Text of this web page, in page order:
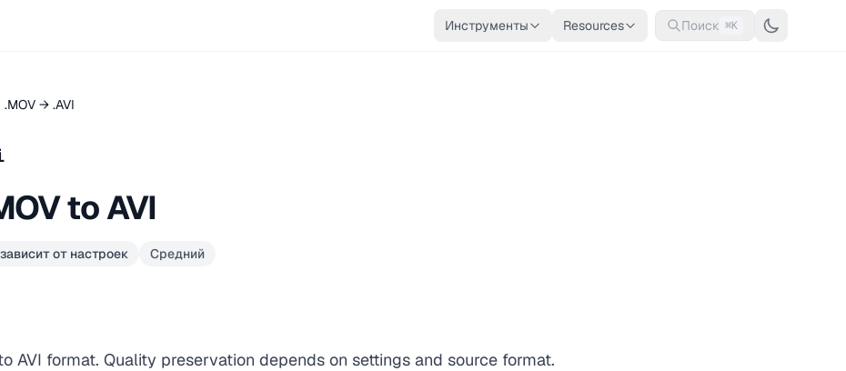
Инструменты Resources Поиск ⌘K
.MOV → .AVI
to AVI
от настроек Средний
AVI format. Quality preservation depends on settings and source format.